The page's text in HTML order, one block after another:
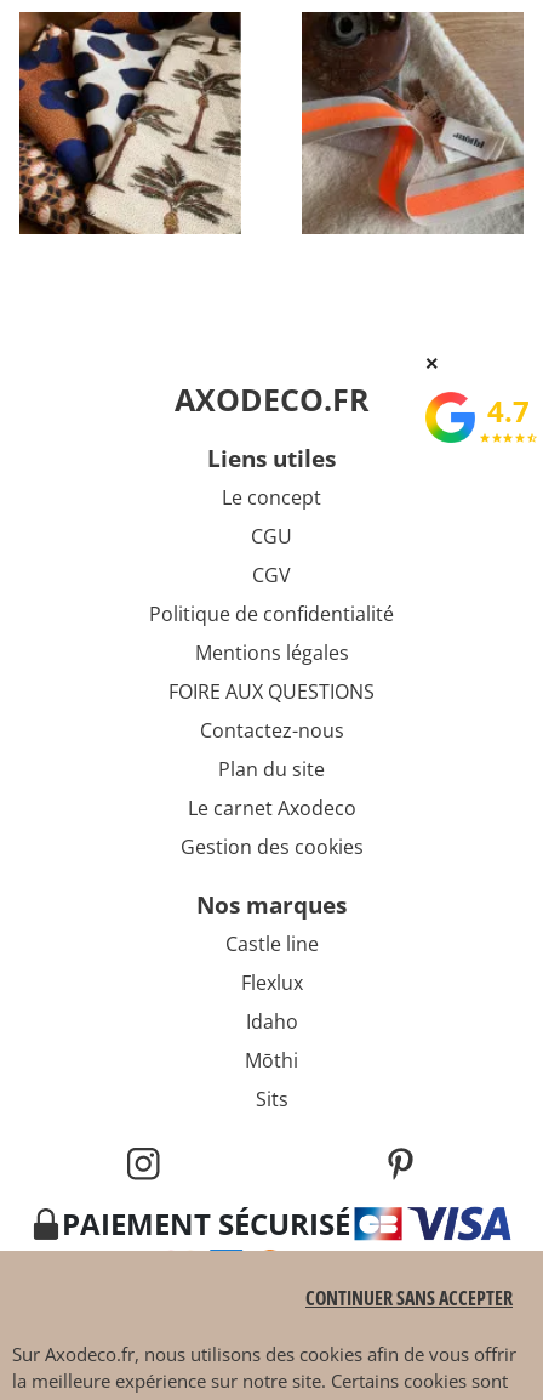
AXODECO.FR
liens utiles
Le concept
CGU
CGV
Politique de confidentialité
Mentions légales
FOIRE AUX QUESTIONS
Contactez-nous
Plan du site
Le carnet Axodeco
Gestion des cookies
nos marques
Castle line
Flexlux
Idaho
Mōthi
Sits
PAIEMENT SÉCURISÉ
×
4.7
star starstar star star_half
Sur Axodeco.fr, nous utilisons des cookies afin de vous offrir
la meilleure expérience sur notre site. Certains cookies sont
CONTINUER SANS ACCEPTER